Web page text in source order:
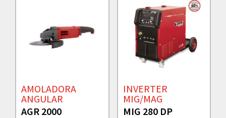
AMOLADORA
ANGULAR
AGR 2000
INVERTER
MIG/MAG
MIG 280 DP